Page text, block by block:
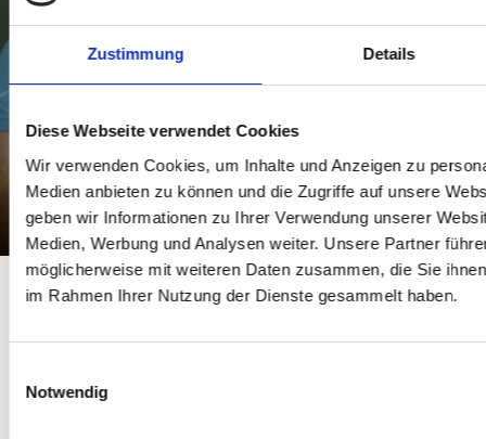
Zustimmung Details
Diese Webseite verwendet Cookies
Wir verwenden Cookies, um Inhalte und Anzeigen zu
Medien anbieten zu können und die Zugriffe auf unsere
geben wir Informationen zu Ihrer Verwendung unserer
Medien, Werbung und Analysen weiter. Unsere Partner
möglicherweise mit weiteren Daten zusammen, die Sie
im Rahmen Ihrer Nutzung der Dienste gesammelt haben.
Notwendig
Bereit für eine